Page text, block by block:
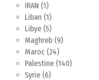
IRAN (1)
Liban (1)
Libye (5)
Maghreb (9)
Maroc (24)
Palestine (140)
Syrie (6)